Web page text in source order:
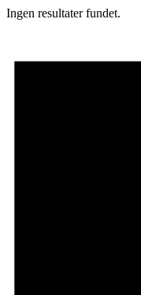
Ingen resultater fundet.